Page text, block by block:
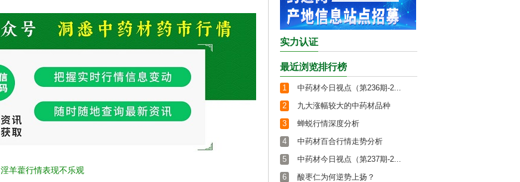
淫羊藿行情表现不乐观
实力认证
最近浏览排行榜
1
中药材今日视点（第236期-2...
2
九大涨幅较大的中药材品种
3
蝉蜕行情深度分析
4
中药材百合行情走势分析
5
中药材今日视点（第237期-2...
6
酸枣仁为何逆势上扬？